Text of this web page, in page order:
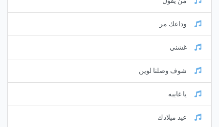
وداعك مر
غشني
شوف وصلنا لوين
يا غايبه
عيد ميلادك